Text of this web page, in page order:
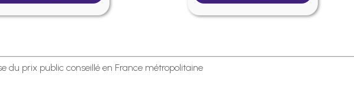
du prix public conseillé en France métropolitaine